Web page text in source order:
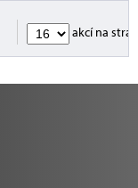
akcí na